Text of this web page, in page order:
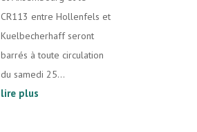
CR113 entre Hollenfels et
Kuelbecherhaff seront
barrés à toute circulation
du samedi 25...
lire plus